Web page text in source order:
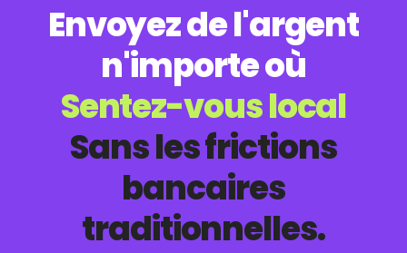
Envoyez de l'argent
n'importe où
Sentez-vous local
Sans les frictions
bancaires
traditionnelles.